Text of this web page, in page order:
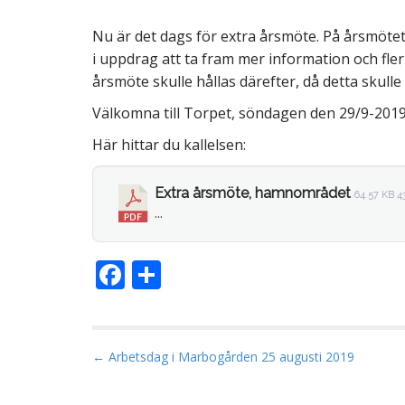
M
a
Nu är det dags för extra årsmöte. På
i uppdrag att ta fram mer information och
årsmöte skulle hållas därefter, då detta
Välkomna till Torpet, söndagen den 29/9-
Här hittar du kallelsen:
Extra årsmöte, hamnområdet 64.57 KB
...
F
b
P
← Arbetsdag i Marbogården 25 augusti 2019